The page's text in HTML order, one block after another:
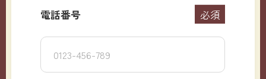
必須
電話番号